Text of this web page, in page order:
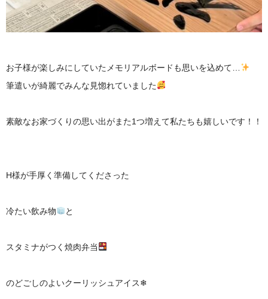
お子様が楽しみにしていたメモリアルボードも思いを込めて…
筆遣いが綺麗でみんな見惚れていました
素敵なお家づくりの思い出がまた1つ増えて私たちも嬉しいです！！
H様が手厚く準備してくださった
冷たい飲み物 と
スタミナがつく焼肉弁当
のどごしのよいクーリッシュアイス❄